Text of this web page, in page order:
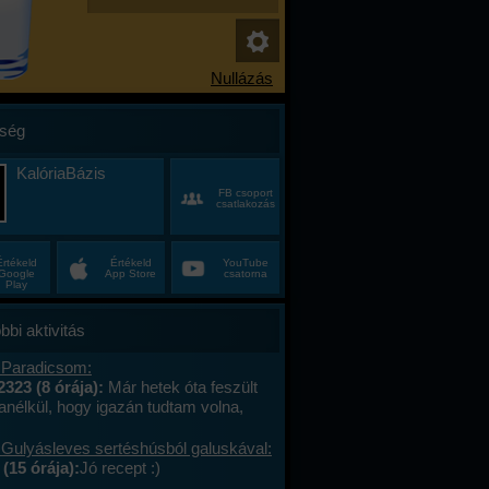
KalóriaBázis
FB csoport
csatlakozás
Play
Értékeld
App Store
YouTube
csatorna
aktivitás
(8 órája): Már hetek óta feszült
hogy igazán tudtam volna,
éveim közepén egyszer csak
minden, ami régen izgalmas
sertéshúsból galuskával:
órája):Jó recept :)